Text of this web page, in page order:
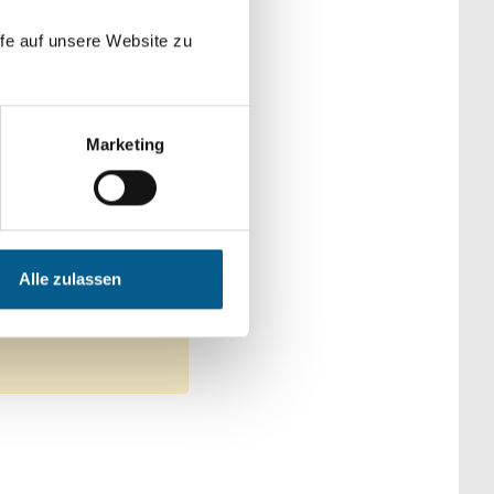
auf unsere Website zu
Marketing
Alle zulassen
Kategorien
Erziehung